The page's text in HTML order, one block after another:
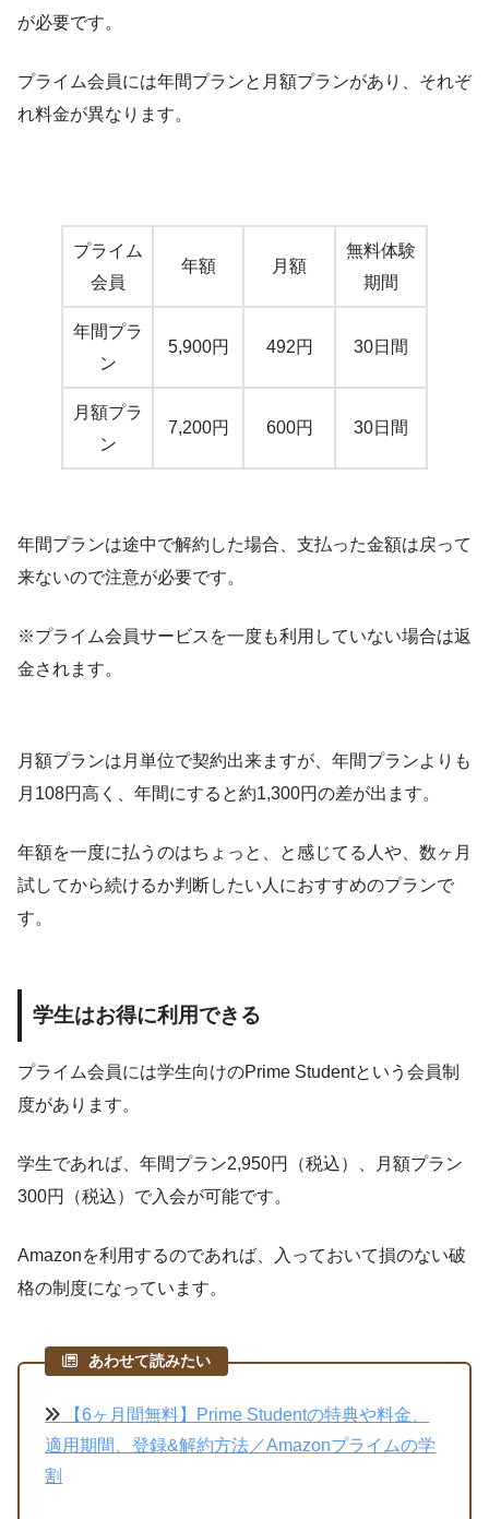
が必要です。
プライム会員には年間プランと月額プランがあり、それぞ
れ料金が異なります。
プライム
会員
年額 月額
無料体験
期間
年間プラ
ン
5,900円 492円 30日間
月額プラ
ン
7,200円 600円 30日間
年間プランは途中で解約した場合、支払った金額は戻って
来ないので注意が必要です。
※プライム会員サービスを一度も利用していない場合は返
金されます。
月額プランは月単位で契約出来ますが、年間プランよりも
月108円高く、年間にすると約1,300円の差が出ます。
年額を一度に払うのはちょっと、と感じてる人や、数ヶ月
試してから続けるか判断したい人におすすめのプランで
す。
学生はお得に利用できる
プライム会員には学生向けのPrime Studentという会員制
度があります。
学生であれば、年間プラン2,950円（税込）、月額プラン
300円（税込）で入会が可能です。
Amazonを利用するのであれば、入っておいて損のない破
格の制度になっています。
あわせて読みたい
【6ヶ月間無料】Prime Studentの特典や料金、
適用期間、登録&解約方法／Amazonプライムの学
割